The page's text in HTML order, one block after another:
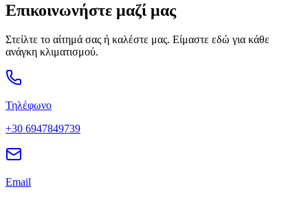
Επικοινωνήστε μαζί μας
Στείλτε το αίτημά σας ή καλέστε μας. Είμαστε εδώ για κάθε
ανάγκη κλιματισμού.
Τηλέφωνο
+30 6947849739
Email